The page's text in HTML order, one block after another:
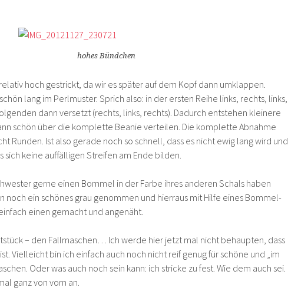
hohes Bündchen
hoch gestrickt, da wir es später auf dem Kopf dann umklappen.
lang im Perlmuster. Sprich also: in der ersten Reihe links, rechts, links,
dann versetzt (rechts, links, rechts). Dadurch entstehen kleinere
schön über die komplette Beanie verteilen. Die komplette Abnahme
Runden. Ist also gerade noch so schnell, dass es nicht ewig lang wird und
sich keine auffälligen Streifen am Ende bilden.
gerne einen Bommel in der Farbe ihres anderen Schals haben
noch ein schönes grau genommen und hierraus mit Hilfe eines Bommel-
einen gemacht und angenäht.
– den Fallmaschen… Ich werde hier jetzt mal nicht behaupten, dass
Vielleicht bin ich einfach auch noch nicht reif genug für schöne und „im
Oder was auch noch sein kann: ich stricke zu fest. Wie dem auch sei.
ganz von vorn an.